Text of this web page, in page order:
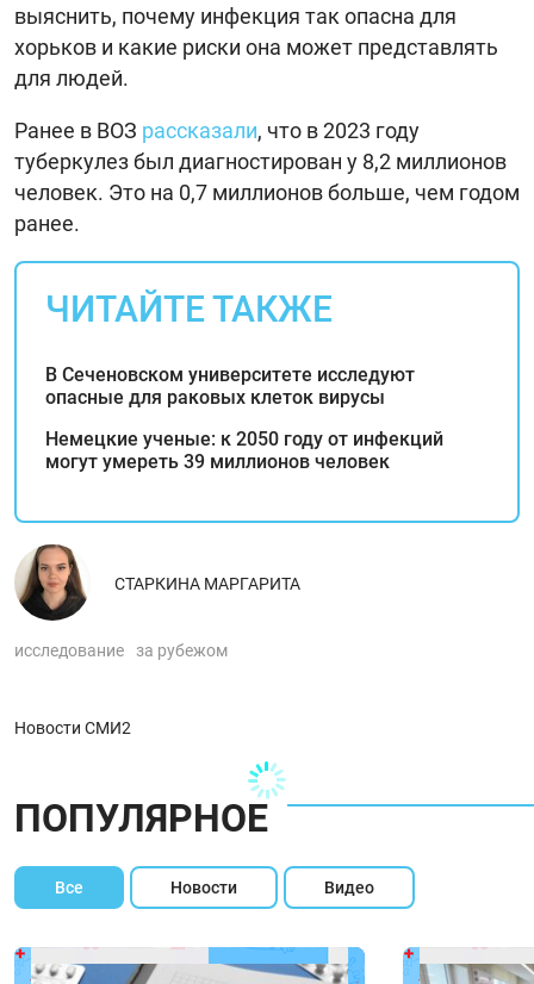
выяснить, почему инфекция так опасна для
хорьков и какие риски она может представлять
для людей.
Ранее в ВОЗ рассказали, что в 2023 году
туберкулез был диагностирован у 8,2 миллионов
человек. Это на 0,7 миллионов больше, чем годом
ранее.
ЧИТАЙТЕ ТАКЖЕ
В Сеченовском университете исследуют
опасные для раковых клеток вирусы
Немецкие ученые: к 2050 году от инфекций
могут умереть 39 миллионов человек
СТАРКИНА МАРГАРИТА
исследование за рубежом
Новости СМИ2
ПОПУЛЯРНОЕ
Все Новости Видео